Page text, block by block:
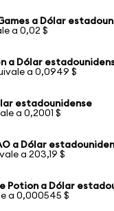
a Dólar
a 0,02 $
a Dólar
a 0,0949 $
estadounidense
a 0,2001 $
a Dólar
a 203,19 $
Potion a Dólar
a 0,000545 $